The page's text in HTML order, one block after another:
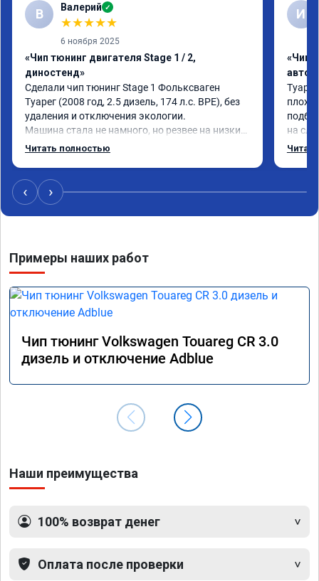
В Валерий ✓
★★★★★
6 ноября 2025
«Чип тюнинг двигателя Stage 1 / 2,
диностенд»
Сделали чип тюнинг Stage 1 Фольксваген
Туарег (2008 год, 2.5 дизель, 174 л.с. BPE), без
удаления и отключения экологии.
Машина стала не намного, но резвее на низких
оборотах и на скорости после 100 км/ч при
сократился.
Расход топлива не увеличился.
Получил что хотел. Рекомендую.
Читать полностью
И
«Чип
плохо
на
‹ ›
Примеры наших работ
Чип тюнинг Volkswagen Touareg CR 3.0
дизель и отключение Adblue
Наши преимущества
100% возврат денег
Оплата после проверки